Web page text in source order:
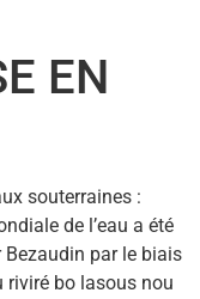
EN
souterraines :
de l’eau a été
par le biais
riviré bo lasous nou